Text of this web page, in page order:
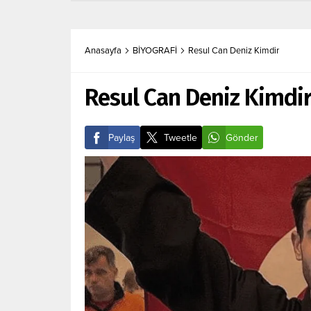
Anasayfa BİYOGRAFİ Resul Can Deniz Kimdir
Resul Can Deniz Kimdir
Paylaş Tweetle Gönder